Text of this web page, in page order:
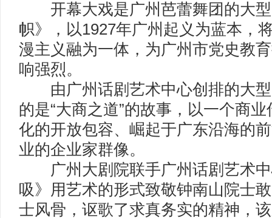
开幕大戏是广州芭蕾舞团的大型
帜》，以1927年广州起义为蓝本，
漫主义融为一体，为广州市党史教
响强烈。
由广州话剧艺术中心创排的大型
的是“大商之道”的故事，以一个商
化的开放包容、崛起于广东沿海的
业的企业家群像。
广州大剧院联手广州话剧艺术中
吸》用艺术的形式致敬钟南山院士
士风骨，讴歌了求真务实的精神，